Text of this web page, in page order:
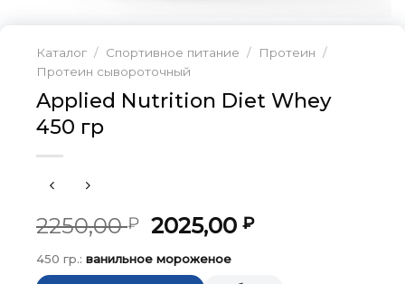
Каталог / Спортивное питание / Протеин /
Протеин сывороточный
Applied Nutrition Diet Whey
450 гр
2250,00₽ Первоначальная
цена
составляла
2025,00₽Текущая
450 гр.: ванильное мороженое